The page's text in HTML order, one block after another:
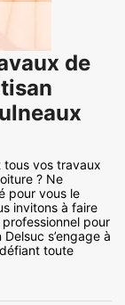
de
tous vos travaux
? Ne
pour vous le
invitons à faire
pour
s’engage à
toute